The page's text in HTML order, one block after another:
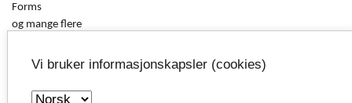
Forms
og mange flere
Husk at det er forskjell på funksjonaliteten i online versjon og
Vi bruker informasjonskapsler (cookies)